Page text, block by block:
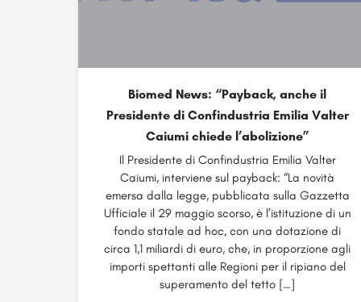
Biomed News: “Payback, anche il
Presidente di Confindustria Emilia Valter
Caiumi chiede l’abolizione”
Il Presidente di Confindustria Emilia Valter
Caiumi, interviene sul payback: “La novità
emersa dalla legge, pubblicata sulla Gazzetta
Ufficiale il 29 maggio scorso, è l’istituzione di un
fondo statale ad hoc, con una dotazione di
circa 1,1 miliardi di euro, che, in proporzione agli
importi spettanti alle Regioni per il ripiano del
superamento del tetto […]